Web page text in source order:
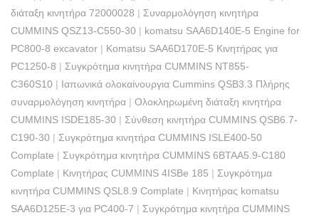
διάταξη κινητήρα 72000028 | Συναρμολόγηση κινητήρα
CUMMINS QSZ13-C550-30 | komatsu SAA6D140E-5 Engine for
PC800-8 excavator | Komatsu SAA6D170E-5 Κινητήρας για
PC1250-8 | Συγκρότημα κινητήρα CUMMINS NT855-
C360S10 | Ιαπωνικά ολοκαίνουργια Cummins QSB3.3 Πλήρης
συναρμολόγηση κινητήρα | Ολοκληρωμένη διάταξη κινητήρα
CUMMINS ISDE185-30 | Σύνθεση κινητήρα CUMMINS QSB6.7-
C190-30 | Συγκρότημα κινητήρα CUMMINS ISLE400-50
Complate | Συγκρότημα κινητήρα CUMMINS 6BTAA5.9-C180
Complate | Κινητήρας CUMMINS 4ISBe 185 | Συγκρότημα
κινητήρα CUMMINS QSL8.9 Complate | Κινητήρας komatsu
SAA6D125E-3 για PC400-7 | Συγκρότημα κινητήρα CUMMINS